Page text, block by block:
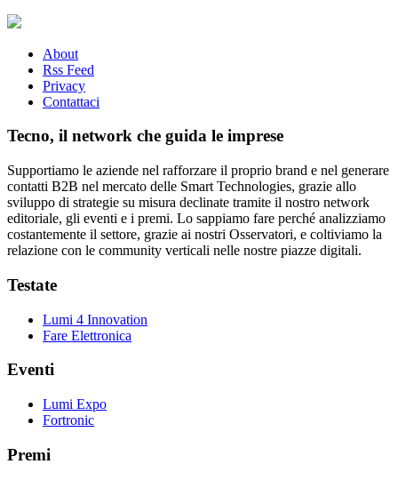
About
Rss Feed
Privacy
Contattaci
Tecno, il network che guida le imprese
Supportiamo le aziende nel rafforzare il proprio brand e nel generare
contatti B2B nel mercato delle Smart Technologies, grazie allo
sviluppo di strategie su misura declinate tramite il nostro network
editoriale, gli eventi e i premi. Lo sappiamo fare perché analizziamo
costantemente il settore, grazie ai nostri Osservatori, e coltiviamo la
relazione con le community verticali nelle nostre piazze digitali.
Testate
Lumi 4 Innovation
Fare Elettronica
Eventi
Lumi Expo
Fortronic
Premi